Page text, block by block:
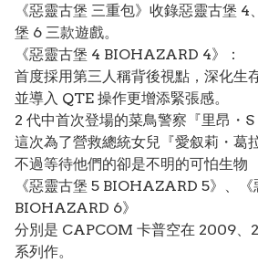
《惡靈古堡 三重包》收錄惡靈古堡
堡 6 三款遊戲。
《惡靈古堡 4 BIOHAZARD 4》：
首度採用第三人稱背後視點，深化生
並導入 QTE 操作更增添緊張感。
2 代中首次登場的菜鳥警察『里昂・S
這次為了營救總統女兒『愛叙莉・葛
不過等待他們的卻是不明的可怕生物
《惡靈古堡 5 BIOHAZARD 5》、
BIOHAZARD 6》
分別是 CAPCOM 卡普空在 2009、
系列作。